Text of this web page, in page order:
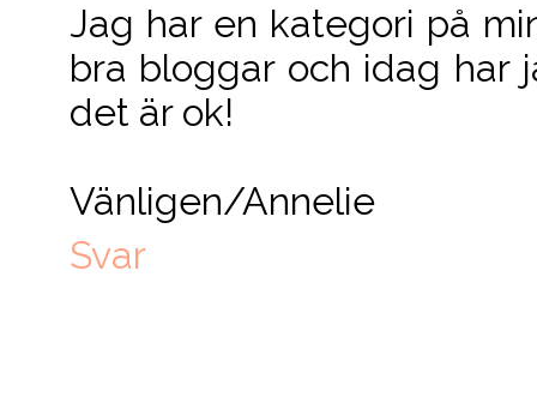
Jag har en kategori på
bra bloggar och idag har
det är ok!
Vänligen/Annelie
Svar